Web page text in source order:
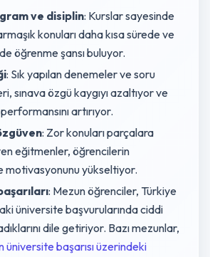
ve disiplin: Kurslar sayesinde
konuları daha kısa sürede ve
öğrenme şansı buluyor.
: Sık yapılan denemeler ve soru
sınava özgü kaygıyı azaltıyor ve
artırıyor.
: Zor konuları parçalara
eğitmenler, öğrencilerin
motivasyonunu yükseltiyor.
: Mezun öğrenciler, Türkiye
üniversite başvurularında ciddi
dile getiriyor. Bazı mezunlar,
üniversite başarısı üzerindeki